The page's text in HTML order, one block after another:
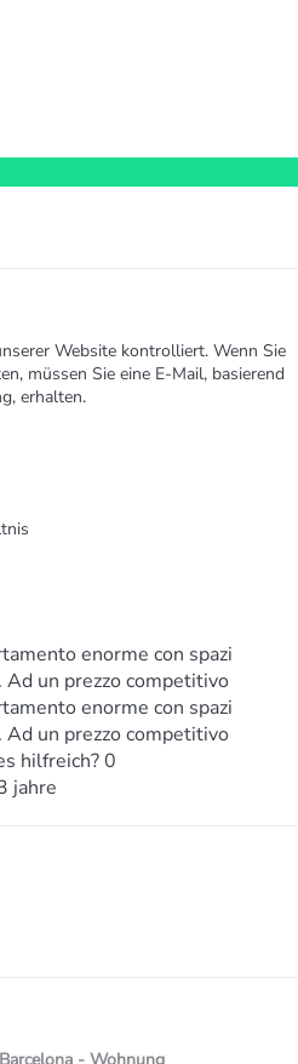
Website kontrolliert. Wenn Sie
müssen Sie eine E-Mail, basierend
erhalten.
enorme con spazi
Ad un prezzo competitivo
enorme con spazi
Ad un prezzo competitivo
hilfreich?0
jahre